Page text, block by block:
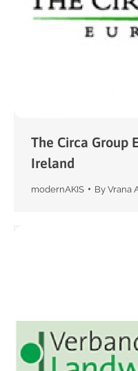
The Circa Group
Ireland
modernAKIS By Vrana